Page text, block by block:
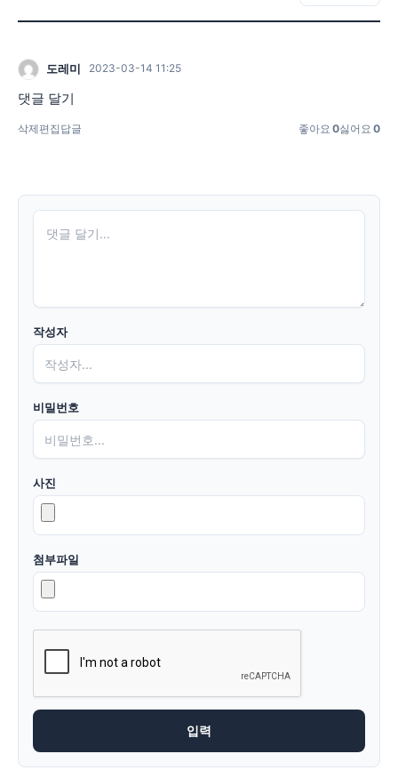
도레미 2023-03-14 11:25
댓글 달기
삭제편집 답글 좋아요 0싫어요 0
작성자
비밀번호
사진
첨부파일